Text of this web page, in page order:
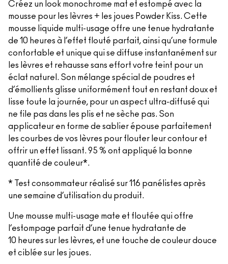
Créez un look monochrome mat et estompé avec la
mousse pour les lèvres + les joues Powder Kiss. Cette
mousse liquide multi-usage offre une tenue hydratante
de 10 heures à l’effet flouté parfait, ainsi qu’une formule
confortable et unique qui se diffuse instantanément sur
les lèvres et rehausse sans effort votre teint pour un
éclat naturel. Son mélange spécial de poudres et
d’émollients glisse uniformément tout en restant doux et
lisse toute la journée, pour un aspect ultra-diffusé qui
ne file pas dans les plis et ne sèche pas. Son
applicateur en forme de sablier épouse parfaitement
les courbes de vos lèvres pour flouter leur contour et
offrir un effet lissant. 95 % ont appliqué la bonne
quantité de couleur*.
* Test consommateur réalisé sur 116 panélistes après
une semaine d’utilisation du produit.
Une mousse multi-usage mate et floutée qui offre
l’estompage parfait d’une tenue hydratante de
10 heures sur les lèvres, et une touche de couleur douce
et ciblée sur les joues.